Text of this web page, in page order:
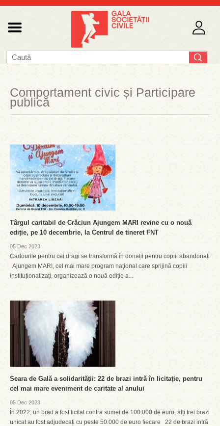
Comportament civic și Participare
publică
Târgul caritabil de Crăciun Ajungem MARI revine cu o nouă
ediție, pe 10 decembrie, la Centrul de tineret FNT
05 Dec 2023
Cadourile pentru cei dragi se transformă în donații pentru copiii abandonați
Ajungem MARI, cel mai mare program naţional care sprijină copiii
instituționalizați, organizează o nouă ediție a...
Seara de Gală a solidarității: 22 de brazi intră în licitație, pentru
cel mai mare eveniment de caritate al anului
05 Dec 2023
În 2022, un brad a fost licitat contra sumei de 100.000 de euro, alți trei brazi
unicat au fost adjudecați cu peste 50.000 de euro fiecare 22 de brazi intră